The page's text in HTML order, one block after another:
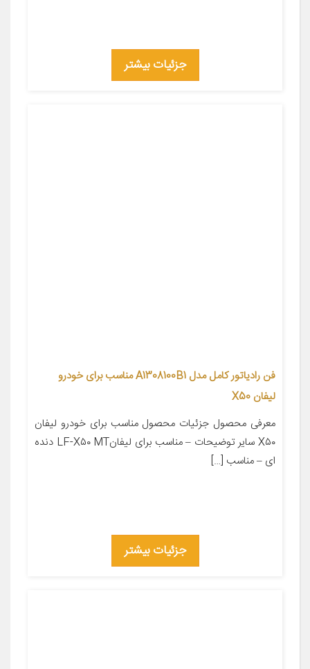
جزئیات بیشتر
فن رادیاتور کامل مدل A1308100B1 مناسب برای خودرو
لیفان X50
معرفی محصول جزئیات محصول مناسب برای خودرو لیفان
X۵۰ سایر توضیحات – مناسب برای لیفانLF-X۵۰ MT دنده
ای – مناسب […]
جزئیات بیشتر